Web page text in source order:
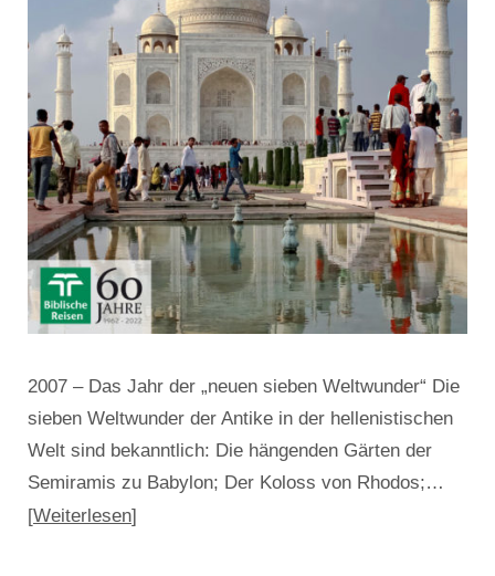
2007 – Das Jahr der „neuen sieben Weltwunder“ Die
sieben Weltwunder der Antike in der hellenistischen
Welt sind bekanntlich: Die hängenden Gärten der
Semiramis zu Babylon; Der Koloss von Rhodos;…
Weiterlesen